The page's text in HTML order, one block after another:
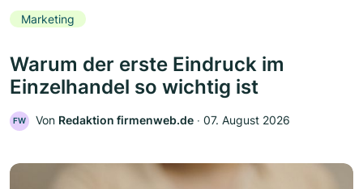
Marketing
Warum der erste Eindruck im
Einzelhandel so wichtig ist
FW Von Redaktion firmenweb.de ‧ 07. August 2026